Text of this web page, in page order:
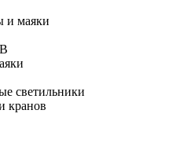
и маяки
светильники
кранов